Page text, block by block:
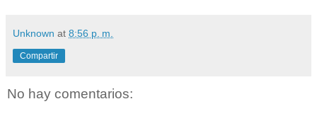
Unknown at 8:56 p. m.
Compartir
No hay comentarios: